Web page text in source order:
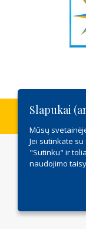
Lietuvos
Slapukai
Mūsų
Jei sutinkate
"Sutinku" ir
naudojimo